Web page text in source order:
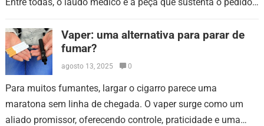
Vaper: uma alternativa para parar de
fumar?
agosto 13, 2025 0
Para muitos fumantes, largar o cigarro parece uma
maratona sem linha de chegada. O vaper surge como um
aliado promissor, oferecendo controle, praticidade e uma